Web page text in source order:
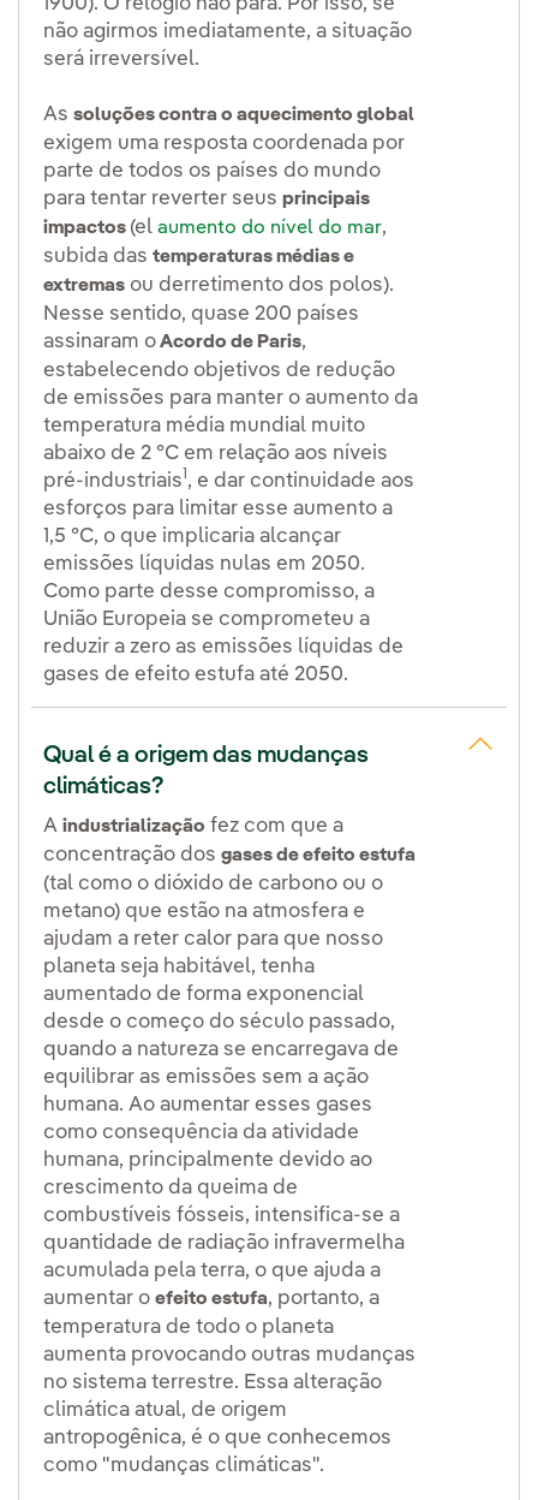
não agirmos imediatamente, a situação
será irreversível.
As soluções contra o aquecimento global
exigem uma resposta coordenada por
parte de todos os países do mundo
para tentar reverter seus principais
impactos (el aumento do nível do mar,
subida das temperaturas médias e
extremas ou derretimento dos polos).
Nesse sentido, quase 200 países
assinaram oAcordo de Paris,
estabelecendo objetivos de redução
de emissões para manter o aumento da
temperatura média mundial muito
abaixo de 2 °C em relação aos níveis
pré-industriais , e dar continuidade aos
esforços para limitar esse aumento a
1,5 °C, o que implicaria alcançar
emissões líquidas nulas em 2050.
Como parte desse compromisso, a
União Europeia se comprometeu a
reduzir a zero as emissões líquidas de
gases de efeito estufa até 2050.
Qual é a origem das mudanças
climáticas?
A industrialização fez com que a
concentração dos gases de efeito estufa
(tal como o dióxido de carbono ou o
metano) que estão na atmosfera e
ajudam a reter calor para que nosso
planeta seja habitável, tenha
aumentado de forma exponencial
desde o começo do século passado,
quando a natureza se encarregava de
equilibrar as emissões sem a ação
humana. Ao aumentar esses gases
como consequência da atividade
humana, principalmente devido ao
crescimento da queima de
combustíveis fósseis, intensifica-se a
quantidade de radiação infravermelha
acumulada pela terra, o que ajuda a
aumentar o efeito estufa, portanto, a
temperatura de todo o planeta
aumenta provocando outras mudanças
no sistema terrestre. Essa alteração
climática atual, de origem
antropogênica, é o que conhecemos
como "mudanças climáticas".